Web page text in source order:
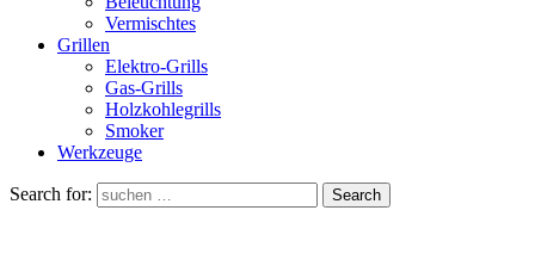
Vermischtes
Grillen
Elektro-Grills
Gas-Grills
Holzkohlegrills
Smoker
Werkzeuge
Search for: Search